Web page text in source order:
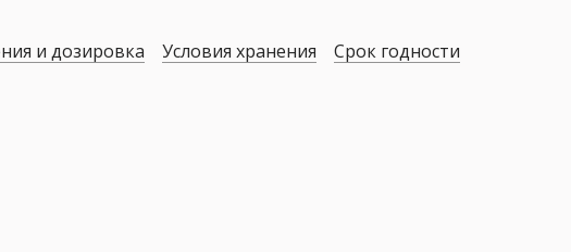
и дозировка Условия хранения Срок годности